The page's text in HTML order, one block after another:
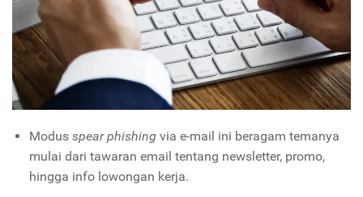
Modus spear phishing via e-mail ini beragam temanya
mulai dari tawaran email tentang newsletter, promo,
hingga info lowongan kerja.